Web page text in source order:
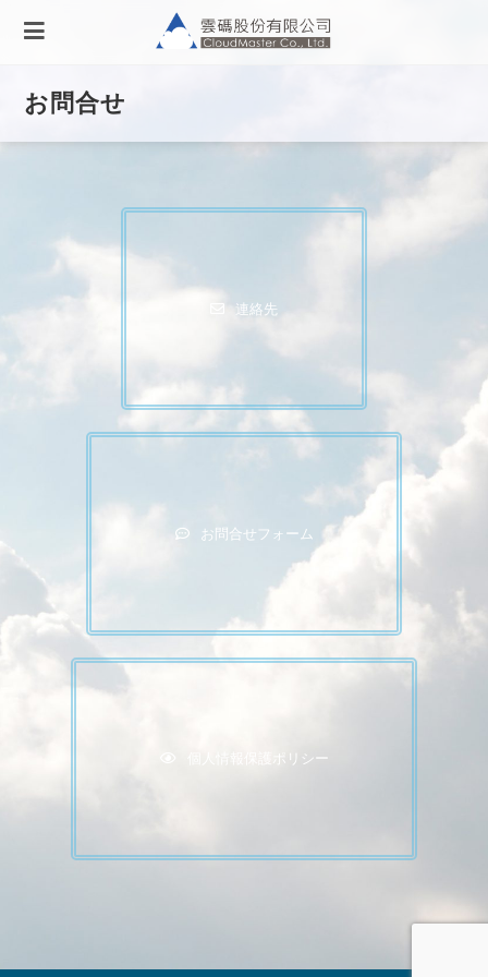
お問合せ
連絡先
お問合せフォーム
個人情報保護ポリシー